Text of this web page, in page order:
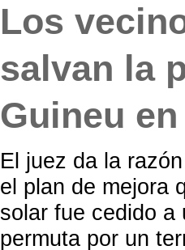
Los
salvan la
Guineu
El juez da la
el plan de mejora
solar fue cedido a
permuta por un